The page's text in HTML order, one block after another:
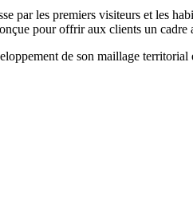
par les premiers visiteurs et les
pour offrir aux clients un cadre
de son maillage